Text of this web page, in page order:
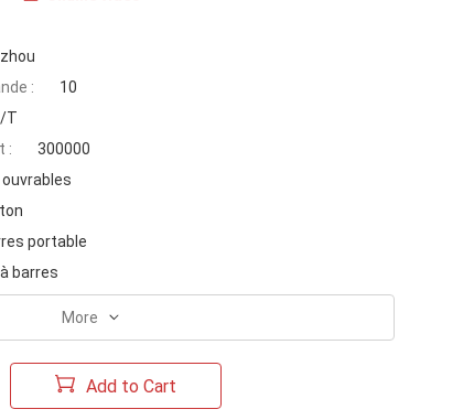
:
10
T
:
300000
portable
barres
More
Add to Cart